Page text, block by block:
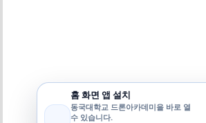
홈 화면 앱 설치
동국대학교 드론아카데미을 바로 열
수 있습니다.